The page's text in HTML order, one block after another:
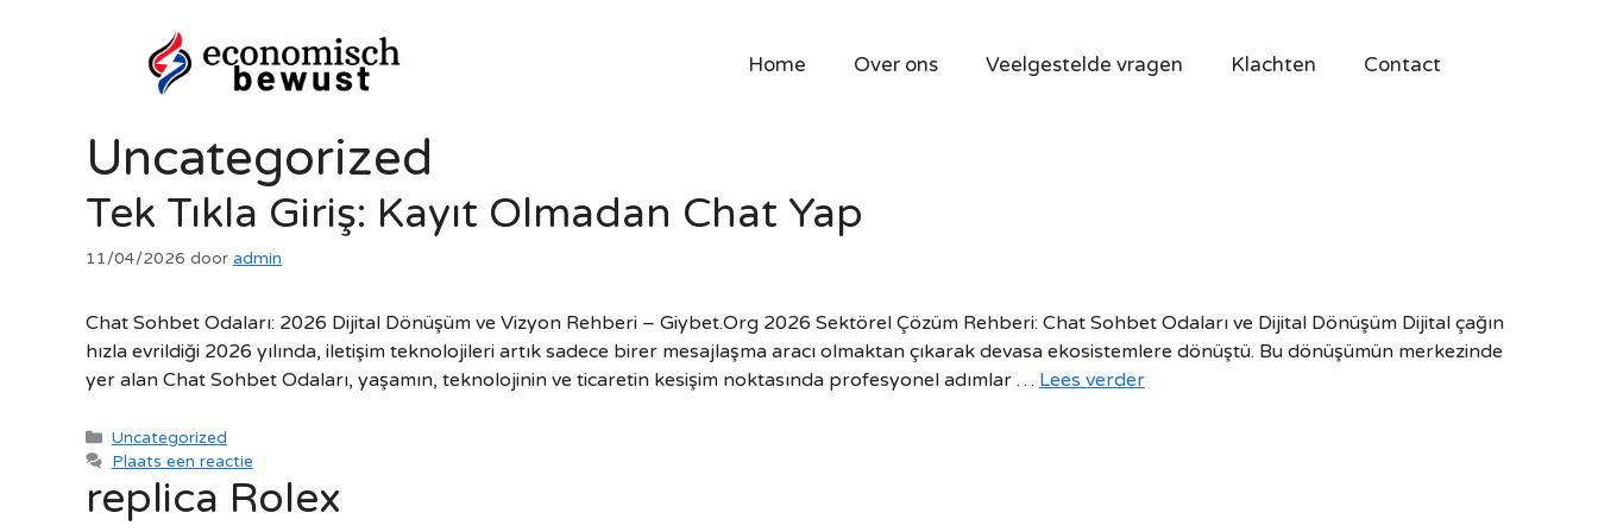
Home Over ons Veelgestelde vragen Klachten Contact
Uncategorized
Tek Tıkla Giriş: Kayıt Olmadan Chat Yap
11/04/2026 door admin
Chat Sohbet Odaları: 2026 Dijital Dönüşüm ve Vizyon Rehberi – Giybet.Org 2026 Sektörel Çözüm Rehberi: Chat Sohbet Odaları ve Dijital Dönüşüm Dijital çağın
hızla evrildiği 2026 yılında, iletişim teknolojileri artık sadece birer mesajlaşma aracı olmaktan çıkarak devasa ekosistemlere dönüştü. Bu dönüşümün merkezinde
yer alan Chat Sohbet Odaları, yaşamın, teknolojinin ve ticaretin kesişim noktasında profesyonel adımlar … Lees verder
Categorieën
Uncategorized
Plaats een reactie
replica Rolex